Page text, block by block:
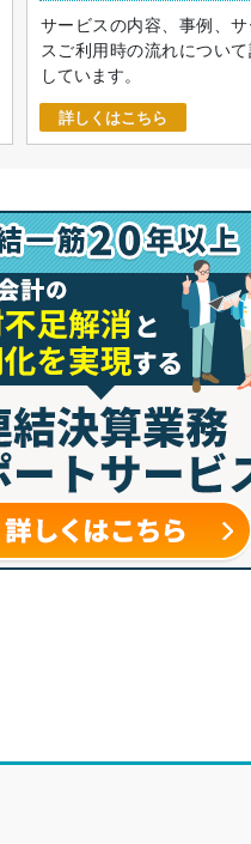
サービスの内容、事例、
スご利用時の流れについ
しています。
詳しくはこちら